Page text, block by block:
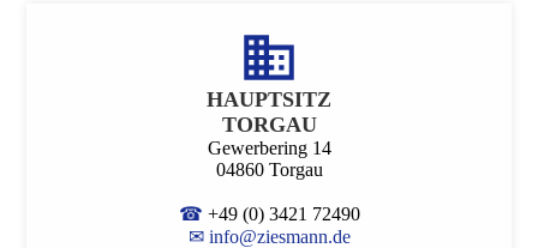
HAUPT­SITZ
TORGAU
Gewerbering 14
04860 Torgau
☎ +49 (0) 3421 72490
✉ info@ziesmann.de